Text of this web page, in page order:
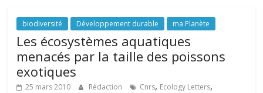
biodiversité Développement durable ma Planète
Les écosystèmes aquatiques
menacés par la taille des poissons
exotiques
25 mars 2010 Rédaction Cnrs, Ecology Letters,